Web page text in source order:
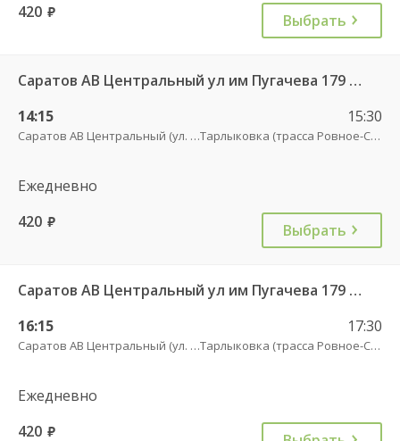
420 руб. Выбрать
Саратов АВ Центральный ул им Пугачева 179 А — Палласовка
14:15
Саратов АВ Центральный (ул. им. Пугачева, 179 А)
15:30
Тарлыковка (трасса Ровное-Старая Полтавка)
Ежедневно
420 руб. Выбрать
Саратов АВ Центральный ул им Пугачева 179 А — Старая Полтавка
16:15
Саратов АВ Центральный (ул. им. Пугачева, 179 А)
17:30
Тарлыковка (трасса Ровное-Старая Полтавка)
Ежедневно
420 руб.